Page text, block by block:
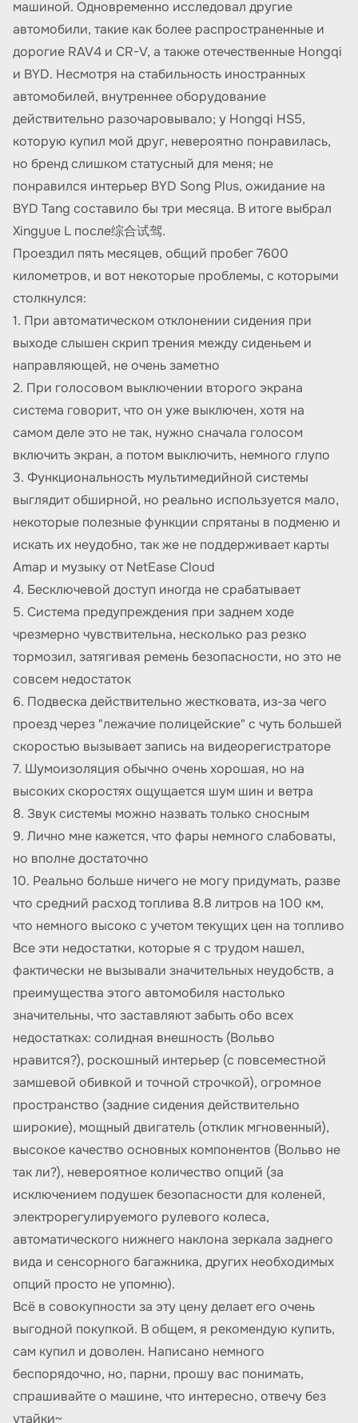
машиной. Одновременно исследовал другие
автомобили, такие как более распространенные и
дорогие RAV4 и CR-V, а также отечественные Hongqi
и BYD. Несмотря на стабильность иностранных
автомобилей, внутреннее оборудование
действительно разочаровывало; у Hongqi HS5,
которую купил мой друг, невероятно понравилась,
но бренд слишком статусный для меня; не
понравился интерьер BYD Song Plus, ожидание на
BYD Tang составило бы три месяца. В итоге выбрал
Xingyue L после综合试驾.
Проездил пять месяцев, общий пробег 7600
километров, и вот некоторые проблемы, с которыми
столкнулся:
1. При автоматическом отклонении сидения при
выходе слышен скрип трения между сиденьем и
направляющей, не очень заметно
2. При голосовом выключении второго экрана
система говорит, что он уже выключен, хотя на
самом деле это не так, нужно сначала голосом
включить экран, а потом выключить, немного глупо
3. Функциональность мультимедийной системы
выглядит обширной, но реально используется мало,
некоторые полезные функции спрятаны в подменю и
искать их неудобно, так же не поддерживает карты
Amap и музыку от NetEase Cloud
4. Бесключевой доступ иногда не срабатывает
5. Система предупреждения при заднем ходе
чрезмерно чувствительна, несколько раз резко
тормозил, затягивая ремень безопасности, но это не
совсем недостаток
6. Подвеска действительно жестковата, из-за чего
проезд через "лежачие полицейские" с чуть большей
скоростью вызывает запись на видеорегистраторе
7. Шумоизоляция обычно очень хорошая, но на
высоких скоростях ощущается шум шин и ветра
8. Звук системы можно назвать только сносным
9. Лично мне кажется, что фары немного слабоваты,
но вполне достаточно
10. Реально больше ничего не могу придумать, разве
что средний расход топлива 8.8 литров на 100 км,
что немного высоко с учетом текущих цен на топливо
Все эти недостатки, которые я с трудом нашел,
фактически не вызывали значительных неудобств, а
преимущества этого автомобиля настолько
значительны, что заставляют забыть обо всех
недостатках: солидная внешность (Вольво
нравится?), роскошный интерьер (с повсеместной
замшевой обивкой и точной строчкой), огромное
пространство (задние сидения действительно
широкие), мощный двигатель (отклик мгновенный),
высокое качество основных компонентов (Вольво не
так ли?), невероятное количество опций (за
исключением подушек безопасности для коленей,
электрорегулируемого рулевого колеса,
автоматического нижнего наклона зеркала заднего
вида и сенсорного багажника, других необходимых
опций просто не упомню).
Всё в совокупности за эту цену делает его очень
выгодной покупкой. В общем, я рекомендую купить,
сам купил и доволен. Написано немного
беспорядочно, но, парни, прошу вас понимать,
спрашивайте о машине, что интересно, отвечу без
утайки~